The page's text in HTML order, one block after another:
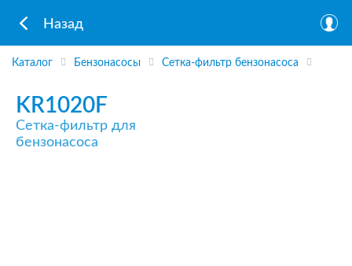
Назад
Каталог Бензонасосы Сетка-фильтр бензонасоса
KR1020F
Сетка-фильтр для
бензонасоса